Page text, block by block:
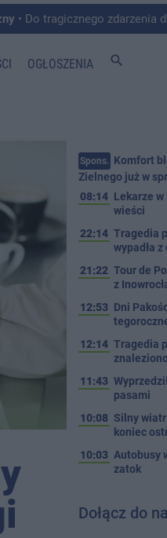
• Do tragicznego zdarzenia doszło w środę rano w okolicach
OGŁOSZENIA search
Spons. Komfort
Zielnego już w
08:14 Lekarze
wieści
22:14 Tragedia
wypadła
21:22 Tour de
z
12:53 Dni
12:14 Tragedia
11:43
pasami
10:08 Silny wiatr
koniec
10:03 Autobusy
zatok
Dołącz do